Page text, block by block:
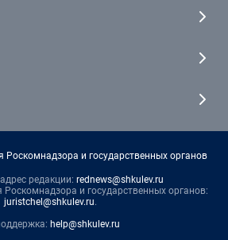
Роскомнадзора и государственных органов
редакции: rednews@shkulev.ru
и государственных органов:
juristchel@shkulev.ru.
help@shkulev.ru